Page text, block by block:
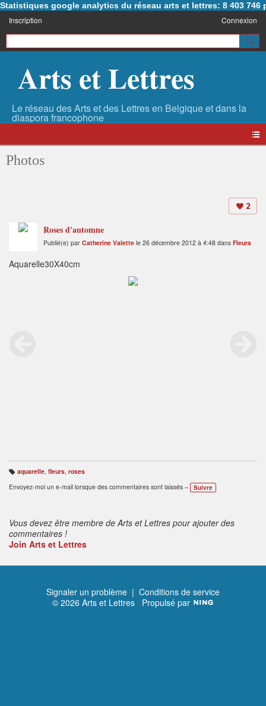
Statistiques google analytics du réseau arts et lettres: 8 403 746
Inscription Connexion
Arts et Lettres
Photos
2
Roses d'automne
Publié(e) par Catherine Valette le 26 décembre 2012 à 4:48 dans Fleurs
Aquarelle30X40cm
B
ali
s
aquarelle, fleurs, roses
Envoyez-moi un e-mail lorsque des commentaires sont laissés –
Suivre
Vous devez être membre de Arts et Lettres pour ajouter des
commentaires !
Join Arts et Lettres
Signaler un problème | Conditions de service
© 2026 Arts et Lettres Propulsé par